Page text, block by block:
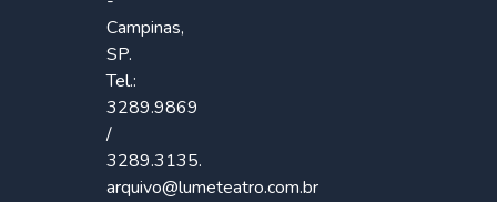
Campinas,
SP.
Tel.:
3289.9869
/
3289.3135.
arquivo@lumeteatro.com.br